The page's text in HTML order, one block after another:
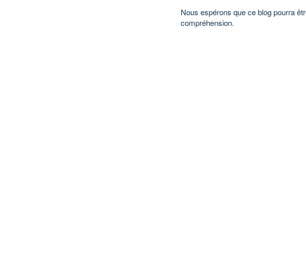
Nous espérons que ce blog pourra
compréhension.